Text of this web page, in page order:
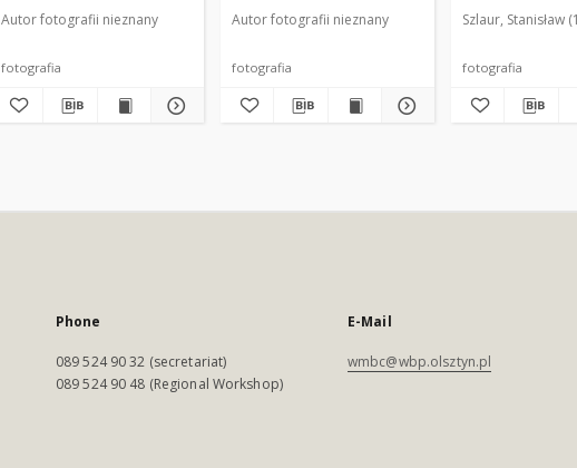
Autor fotografii nieznany
fotografia
Autor fotografii nieznany
fotografia
Szlaur, Stanisław
fotografia
Phone
089 524 90 32 (secretariat)
089 524 90 48 (Regional Workshop)
E-Mail
wmbc@wbp.olsztyn.pl